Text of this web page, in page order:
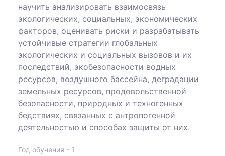
научить анализировать взаимосвязь
экологических, социальных, экономических
факторов, оценивать риски и разрабатывать
устойчивые стратегии глобальных
экологических и социальных вызовов и их
последствий, экобезопасности водных
ресурсов, воздушного бассейна, деградации
земельных ресурсов, продовольственной
безопасности, природных и техногенных
бедствиях, связанных с антропогенной
деятельностью и способах защиты от них.
Год обучения - 1